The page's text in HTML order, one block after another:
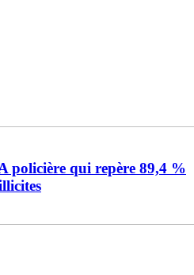
policière qui repère 89,4 %